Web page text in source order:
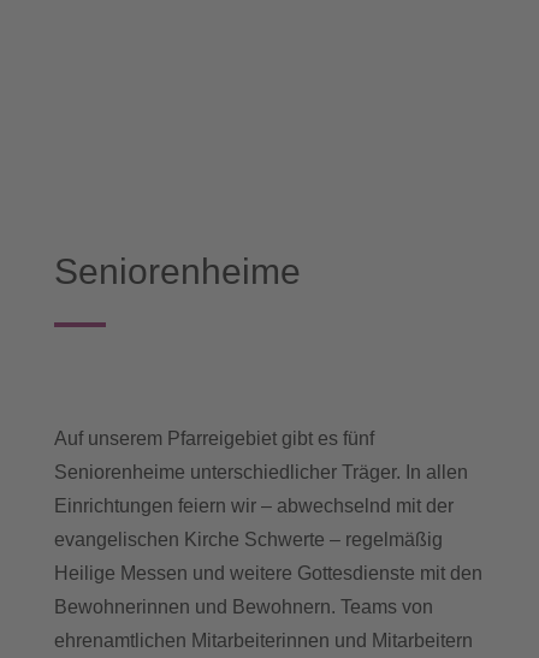
Seniorenheime
Auf unserem Pfarreigebiet gibt es fünf
Seniorenheime unterschiedlicher Träger. In allen
Einrichtungen feiern wir – abwechselnd mit der
evangelischen Kirche Schwerte – regelmäßig
Heilige Messen und weitere Gottesdienste mit den
Bewohnerinnen und Bewohnern. Teams von
ehrenamtlichen Mitarbeiterinnen und Mitarbeitern